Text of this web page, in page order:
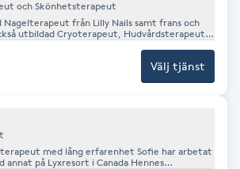
med stort fokus på trygghet, komfort och
möts du av ett personligt bemötande, hög
helhetsupplevelse där du som kund
och Skönhetsterapeut
Nagelterapeut från Lilly Nails samt frans och
utbildad Cryoterapeut, Hudvårdsterapeut
Välj tjänst
med lång erfarenhet Sofie har arbetat
på Lyxresort i Canada Hennes